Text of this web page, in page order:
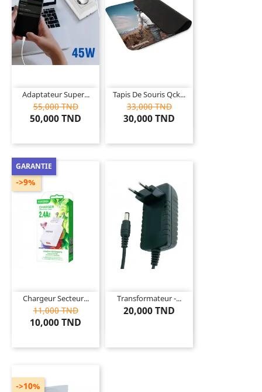
Adaptateur Super...
55,000 TND
50,000 TND
Tapis De Souris Qck...
33,000 TND
30,000 TND
Chargeur Secteur...
11,000 TND
10,000 TND
GARANTIE
->9%
Transformateur -...
20,000 TND
->10%